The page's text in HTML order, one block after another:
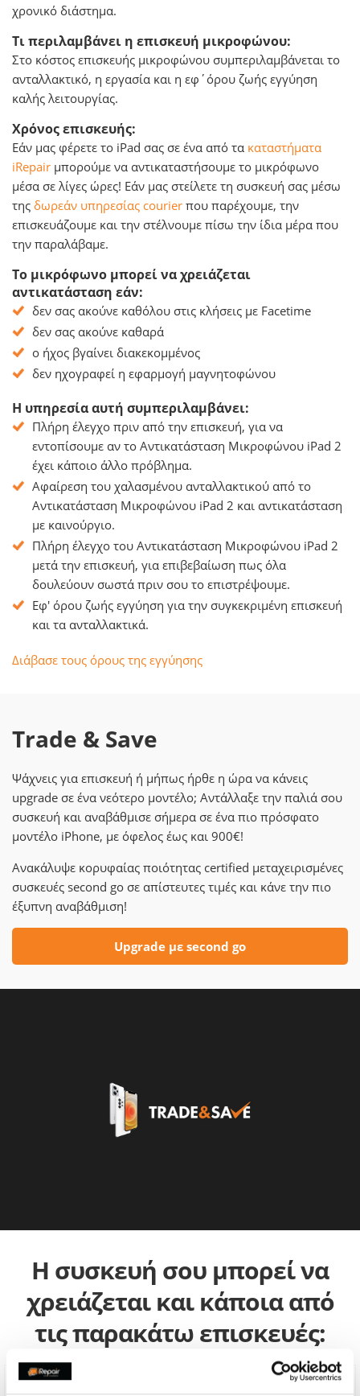
χρονικό διάστημα.
Τι περιλαμβάνει η επισκευή μικροφώνου:
Στο κόστος επισκευής μικροφώνου συμπεριλαμβάνεται το
ανταλλακτικό, η εργασία και η εφ΄όρου ζωής εγγύηση
καλής λειτουργίας.
Χρόνος επισκευής:
Εάν μας φέρετε το iPad σας σε ένα από τα καταστήματα
iRepair μπορούμε να αντικαταστήσουμε το μικρόφωνο
μέσα σε λίγες ώρες! Εάν μας στείλετε τη συσκευή σας μέσω
της δωρεάν υπηρεσίας courier που παρέχουμε, την
επισκευάζουμε και την στέλνουμε πίσω την ίδια μέρα που
την παραλάβαμε.
Το μικρόφωνο μπορεί να χρειάζεται
αντικατάσταση εάν:
δεν σας ακούνε καθόλου στις κλήσεις με Facetime
δεν σας ακούνε καθαρά
ο ήχος βγαίνει διακεκομμένος
δεν ηχογραφεί η εφαρμογή μαγνητοφώνου
Η υπηρεσία αυτή συμπεριλαμβάνει:
Πλήρη έλεγχο πριν από την επισκευή, για να
εντοπίσουμε αν το Αντικατάσταση Μικροφώνου iPad 2
έχει κάποιο άλλο πρόβλημα.
Αφαίρεση του χαλασμένου ανταλλακτικού από το
Αντικατάσταση Μικροφώνου iPad 2 και αντικατάσταση
με καινούργιο.
Πλήρη έλεγχο του Αντικατάσταση Μικροφώνου iPad 2
μετά την επισκευή, για επιβεβαίωση πως όλα
δουλεύουν σωστά πριν σου το επιστρέψουμε.
Εφ' όρου ζωής εγγύηση για την συγκεκριμένη επισκευή
και τα ανταλλακτικά.
Διάβασε τους όρους της εγγύησης
Trade & Save
Ψάχνεις για επισκευή ή μήπως ήρθε η ώρα να κάνεις
upgrade σε ένα νεότερο μοντέλο; Αντάλλαξε την παλιά σου
συσκευή και αναβάθμισε σήμερα σε ένα πιο πρόσφατο
μοντέλο iPhone, με όφελος έως και 900€!
Ανακάλυψε κορυφαίας ποιότητας certified μεταχειρισμένες
συσκευές second go σε απίστευτες τιμές και κάνε την πιο
έξυπνη αναβάθμιση!
Upgrade με second go
Η συσκευή σου μπορεί να
χρειάζεται και κάποια από
τις παρακάτω επισκευές: